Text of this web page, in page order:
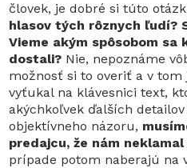
človek, je dobré si túto
hlasov tých rôznych ľudí?
Vieme akým spôsobom sa
dostali? Nie, nepoznáme
možnosť si to overiť a v tom
vyťukal na klávesnici text,
akýchkoľvek ďalších
objektívneho názoru,
predajcu, že nám
prípade potom naberajú na